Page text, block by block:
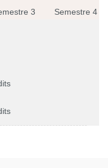
3 Semestre 4